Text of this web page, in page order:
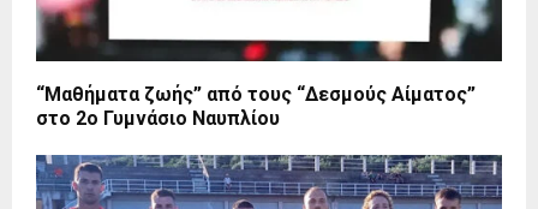
“Μαθήματα ζωής” από τους “Δεσμούς Αίματος”
στο 2ο Γυμνάσιο Ναυπλίου